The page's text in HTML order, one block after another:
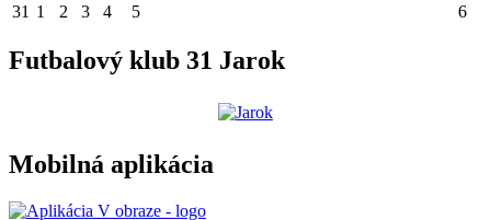
31 1 2 3 4 5 6
Futbalový klub 31 Jarok
Mobilná aplikácia